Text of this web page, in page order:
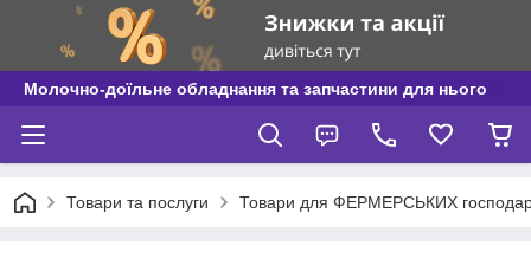
Молочно-доїльне обладнання та запчастини для нього
Товари та послуги Товари для ФЕРМЕРСЬКИХ